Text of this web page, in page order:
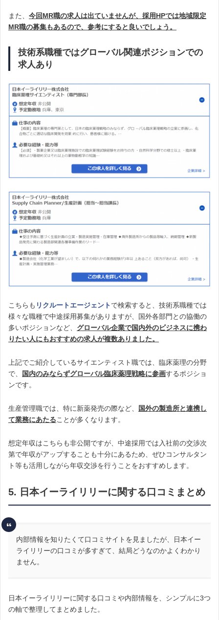
また、 今回MR職の求人は出ていませんが、採用HPでは地域限定
MR職の募集もあるので、参考にすると良いでしょう。
技術系職種ではグローバル関連ポジションでの
求人あり
こちらも リクルートエージェントで検索すると、技術系職種では
様々な職種で中途採用募集がありますが、国外各部門との協働の
多いポジションなど、 グローバル企業で国内外のビジネスに携わ
りたい人にもおすすめの求人が複数ありました。
上記でご紹介しているサイエンティスト職では、臨床薬理の分野
で、
国内のみならずグローバル臨床薬理戦略に参画するポジショ
ンです。
生産管理職では、特に新薬発売の際など、
国外の製造所と連携し
て業務にあたることが多くなります。
想定年収はこちらも非公開ですが、中途採用では入社前の交渉次
第で年収がアップすることも十分にあるため、ぜひコンサルタン
ト等も活用しながら年収交渉を行うことをおすすめします。
5. 日本イーライリリーに関する口コミまとめ
内部情報を知りたくて口コミサイトを見ましたが、日本イー
ライリリーの口コミが多すぎて、結局どうなのかよくわかり
ません。
日本イーライリリーに関する口コミや内部情報を、シンプルに3つ
の軸で整理してまとめました。